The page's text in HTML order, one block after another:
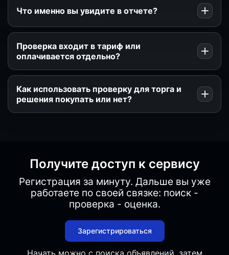
Что именно вы увидите в отчете?
Проверка входит в тариф или
оплачивается отдельно?
Как использовать проверку для торга и
решения покупать или нет?
Получите доступ к сервису
Регистрация за минуту. Дальше вы уже
работаете по своей связке: поиск -
проверка - оценка.
Зарегистрироваться
Начать можно с поиска объявлений , затем